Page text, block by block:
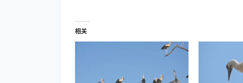
相关